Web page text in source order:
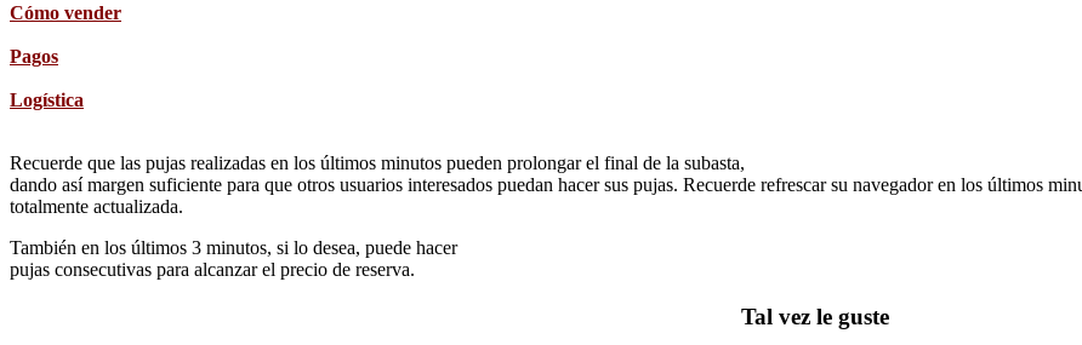
Cómo vender
Pagos
Logística
Recuerde que las pujas realizadas en los últimos minutos pueden prolongar el final de la subasta,
dando así margen suficiente para que otros usuarios interesados puedan hacer sus pujas. Recuerde refrescar su navegador en los últimos
totalmente actualizada.
También en los últimos 3 minutos, si lo desea, puede hacer
pujas consecutivas para alcanzar el precio de reserva.
Tal vez le guste